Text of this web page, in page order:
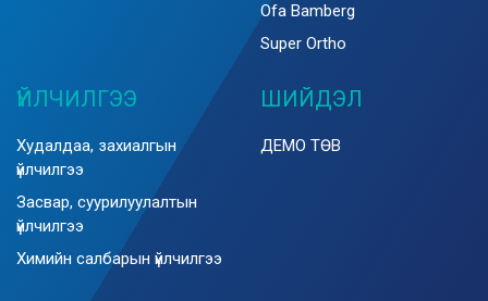
Ofa Bamberg
Super Ortho
ҮЙЛЧИЛГЭЭ
Худалдаа, захиалгын
үйлчилгээ
Засвар, суурилуулалтын
үйлчилгээ
Химийн салбарын үйлчилгээ
ШИЙДЭЛ
ДЕМО ТӨВ